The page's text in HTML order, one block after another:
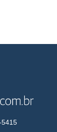
5415